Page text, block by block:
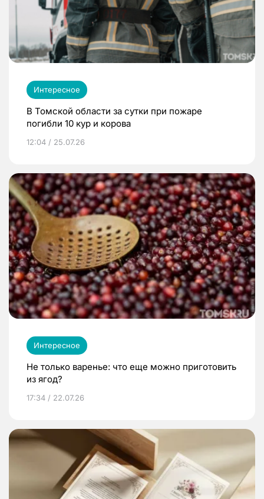
Интересное
В Томской области за сутки при пожаре
погибли 10 кур и корова
12:04 / 25.07.26
Интересное
Не только варенье: что еще можно приготовить
из ягод?
17:34 / 22.07.26